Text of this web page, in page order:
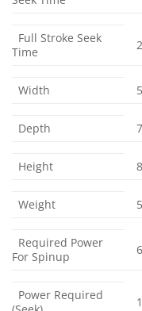
Full Stroke Seek
Time
Width
Depth
Height
Weight
Required Power
For Spinup
Power Required